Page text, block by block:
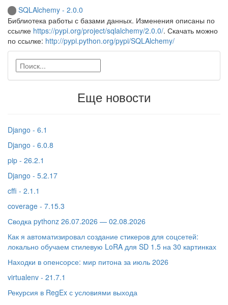
SQLAlchemy - 2.0.0
Библиотека работы с базами данных. Изменения описаны по
ссылке https://pypi.org/project/sqlalchemy/2.0.0/. Скачать можно
по ссылке: http://pypi.python.org/pypi/SQLAlchemy/
Еще новости
Django - 6.1
Django - 6.0.8
pip - 26.2.1
Django - 5.2.17
cffi - 2.1.1
coverage - 7.15.3
Сводка pythonz 26.07.2026 — 02.08.2026
Как я автоматизировал создание стикеров для соцсетей:
локально обучаем стилевую LoRA для SD 1.5 на 30 картинках
Находки в опенсорсе: мир питона за июль 2026
virtualenv - 21.7.1
Рекурсия в RegEx с условиями выхода